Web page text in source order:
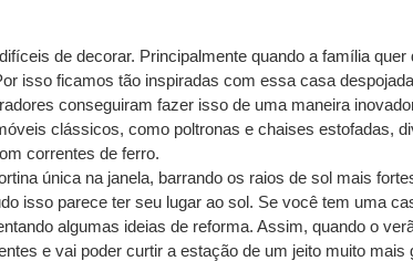
de decorar. Principalmente quando a família
isso ficamos tão inspiradas com essa casa
conseguiram fazer isso de uma maneira
clássicos, como poltronas e chaises estofadas,
correntes de ferro.
única na janela, barrando os raios de sol mais
isso parece ter seu lugar ao sol. Se você tem uma
algumas ideias de reforma. Assim, quando o
e vai poder curtir a estação de um jeito muito mais